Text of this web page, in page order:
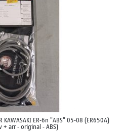
KAWASAKI ER-6n "ABS" 05-08 (ER650A)
+ arr - original - ABS)